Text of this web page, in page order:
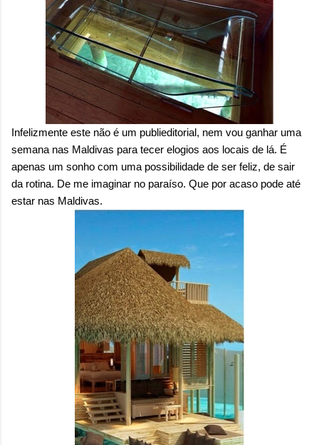
Infelizmente este não é um publieditorial, nem vou ganhar uma
semana nas Maldivas para tecer elogios aos locais de lá. É
apenas um sonho com uma possibilidade de ser feliz, de sair
da rotina. De me imaginar no paraíso. Que por acaso pode até
estar nas Maldivas.